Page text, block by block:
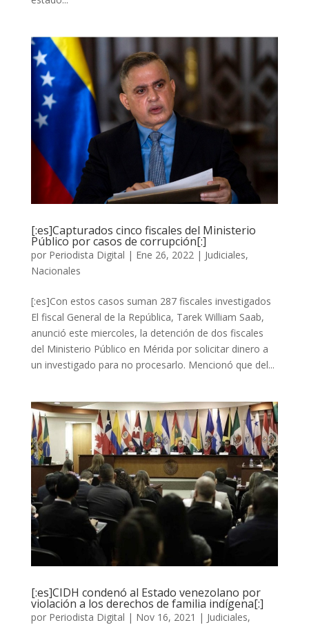
[:es]Capturados cinco fiscales del Ministerio
Público por casos de corrupción[:]
por Periodista Digital | Ene 26, 2022 | Judiciales,
Nacionales
[:es]Con estos casos suman 287 fiscales investigados
El fiscal General de la República, Tarek William Saab,
anunció este miercoles, la detención de dos fiscales
del Ministerio Público en Mérida por solicitar dinero a
un investigado para no procesarlo. Mencionó que del...
[:es]CIDH condenó al Estado venezolano por
violación a los derechos de familia indígena[:]
por Periodista Digital | Nov 16, 2021 | Judiciales,